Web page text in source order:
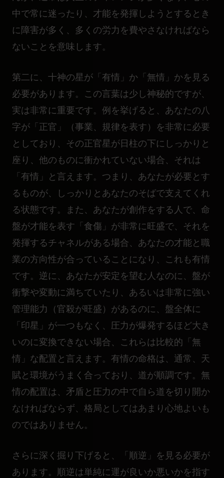
中で常に迷ったり、才能を発揮しようとするとき
に障害が多く、多くの労力を費やさなければなら
ないことを意味します。
第二に、十神の星が「有情」か「無情」かを見る
必要があります。この言葉は少し神秘的ですが、
実は非常に重要です。例を挙げると、あなたの八
字が「正官」（事業、規律を表す）を非常に必要
としており、その正官星が日柱の下にしっかりと
座り、他のものに衝かれていない場合、それは
「有情」と言えます。つまり、あなたが必要とす
るものが、しっかりとあなたのそばで支えてくれ
る状態です。また、あなたが創作をする人で、命
盤が才能を表す「食傷」が非常に旺盛で、それを
発揮するチャネルがある場合、あなたの才能と職
業の方向性が合っていることになり、これも有情
です。逆に、あなたが安定を望む人なのに、盤が
衝撃や変動に満ちていたり、あるいは非常に強い
管理能力（官殺が旺盛）があるのに、盤全体に
「印星」が一つもなく、圧力が爆発するほど大き
いのに変換できない場合、これらは比較的「無
情」な配置と言えます。有情の命格は、通常、天
賦と環境がうまく合っており、道が順調です。無
情の配置は、矛盾と圧力の中で自ら道を切り開か
なければならず、格局としてはあまり心地よいも
のではありません。
さらに深く掘り下げると、「順逆」を見る必要が
あります。順逆は単純に運が良いか悪いかを指す